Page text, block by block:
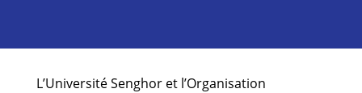
L’Université Senghor et l’Organisation